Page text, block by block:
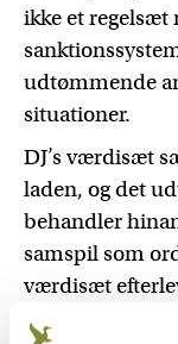
ikke et regelsæt
udtømmende
situationer.
DJ’s værdisæt
laden, og det
behandler
samspil som
værdisæt
Vi bruger